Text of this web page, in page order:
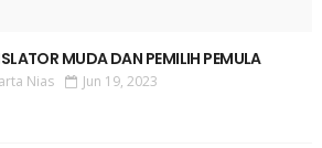
MUDA DAN PEMILIH PEMULA
Nias Jun 19, 2023